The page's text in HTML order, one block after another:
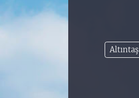
Altıntaş